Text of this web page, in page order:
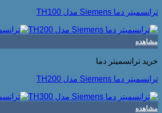
ترانسمیتر دما Siemens مدل TH100
مشاهده
خرید ترانسمیتر دما
ترانسمیتر دما Siemens مدل TH200
مشاهده